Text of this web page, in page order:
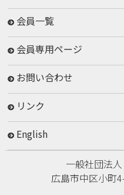
会員一覧
会員専用ページ
お問い合わせ
リンク
English
一般社団法
広島市中区小町